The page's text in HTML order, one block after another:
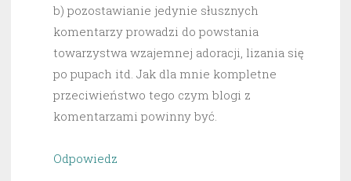
b) pozostawianie jedynie słusznych
komentarzy prowadzi do powstania
towarzystwa wzajemnej adoracji, lizania się
po pupach itd. Jak dla mnie kompletne
przeciwieństwo tego czym blogi z
komentarzami powinny być.
Odpowiedz